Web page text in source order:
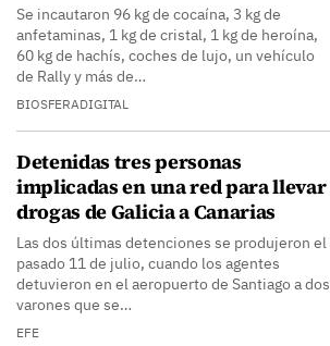
Se incautaron 96 kg de cocaína, 3 kg de
anfetaminas, 1 kg de cristal, 1 kg de heroína,
60 kg de hachís, coches de lujo, un vehículo
de Rally y más de…
BIOSFERADIGITAL
Detenidas tres personas
implicadas en una red para llevar
drogas de Galicia a Canarias
Las dos últimas detenciones se produjeron el
pasado 11 de julio, cuando los agentes
detuvieron en el aeropuerto de Santiago a dos
varones que se…
EFE